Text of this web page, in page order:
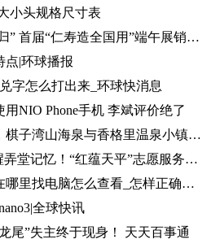
小头规格尺寸表
从“空手而来”到“满载而归” 首届“仁寿造全国用”端午展销会开幕_全球观天下
点|环球播报
字怎么打出来_环球快消息
NIO Phone手机 李斌评价绝了
昌江县买房养老优缺点，棋子湾山海泉与香格里温泉小镇养老生活成本对比！-全球今亮点
天天热文：“守艺人”唤醒弄堂记忆！“红蕴天平”志愿服务营造项目启动
全球新动态：邮箱地址在哪里找电脑怎么查看_怎样正确填写邮箱地址
全球快讯
尾”失主终于现身！ 天天百事通